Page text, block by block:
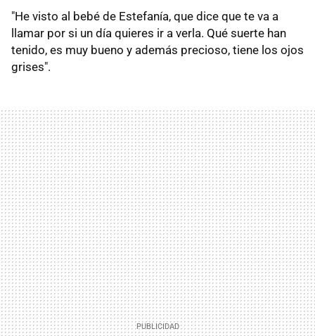
"He visto al bebé de Estefanía, que dice que te va a
llamar por si un día quieres ir a verla. Qué suerte han
tenido, es muy bueno y además precioso, tiene los ojos
grises".